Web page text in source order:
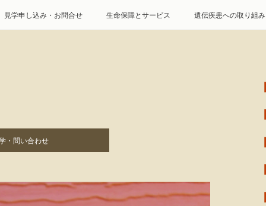
見学申し込み・お問合せ 生命保障とサービス 遺伝疾患への取り組み
・問い合わせ